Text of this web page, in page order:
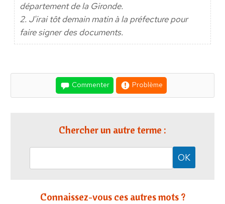
département de la Gironde.
2. J'irai tôt demain matin à la préfecture pour
faire signer des documents.
Commenter Problème
Chercher un autre terme :
Connaissez-vous ces autres mots ?